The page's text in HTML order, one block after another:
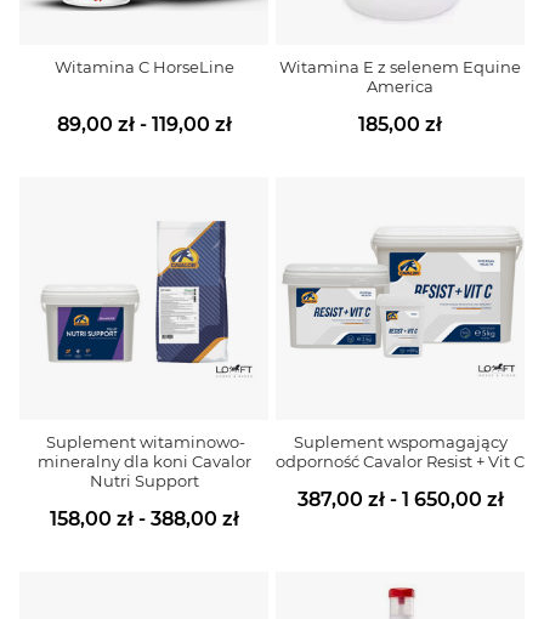
Witamina C HorseLine
89,00 zł - 119,00 zł
Witamina E z selenem Equine
America
185,00 zł
Suplement witaminowo-
mineralny dla koni Cavalor
Nutri Support
158,00 zł - 388,00 zł
Suplement wspomagający
odporność Cavalor Resist + Vit C
387,00 zł - 1 650,00 zł